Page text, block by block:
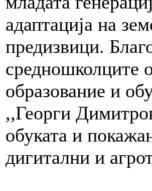
адаптација на
предизвици.
средношколците
образование и
,,Георги
обуката и
дигитални и